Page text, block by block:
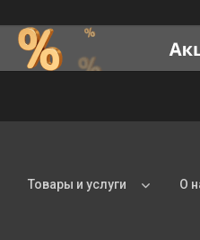
Товары и услуги О